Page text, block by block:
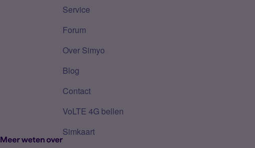
Meer weten over
Service
Forum
Over Simyo
Blog
Contact
VoLTE 4G bellen
Simkaart